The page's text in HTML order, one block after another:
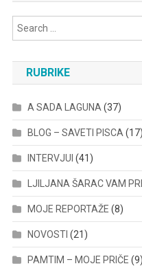
RUBRIKE
A SADA LAGUNA (37)
BLOG – SAVETI PISCA (17)
INTERVJUI (41)
LJILJANA ŠARAC VAM
MOJE REPORTAŽE (8)
NOVOSTI (21)
PAMTIM – MOJE PRIČE (9)